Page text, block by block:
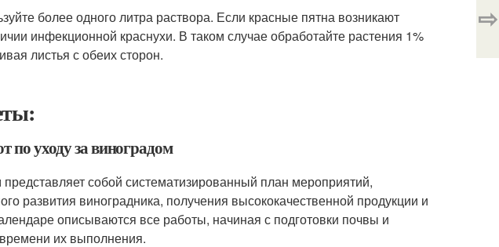
более одного литра раствора. Если красные пятна возникают
инфекционной краснухи. В таком случае обработайте растения 1%
листья с обеих сторон.
по уходу за виноградом
собой систематизированный план мероприятий,
развития виноградника, получения высококачественной продукции и
описываются все работы, начиная с подготовки почвы и
их выполнения.
⇨